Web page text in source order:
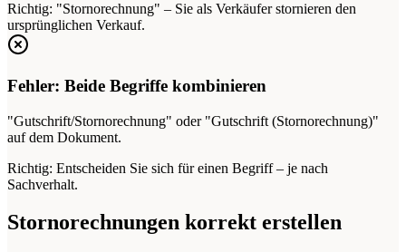
Richtig: "Stornorechnung" – Sie als Verkäufer stornieren den
ursprünglichen Verkauf.
Fehler: Beide Begriffe kombinieren
"Gutschrift/Stornorechnung" oder "Gutschrift (Stornorechnung)"
auf dem Dokument.
Richtig: Entscheiden Sie sich für einen Begriff – je nach
Sachverhalt.
Stornorechnungen korrekt erstellen